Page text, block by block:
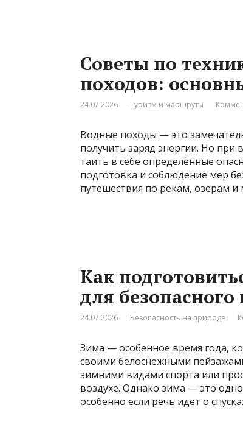
Советы по
походов:
24.07.2026 Туризм и маршруты
Водные походы — это
получить заряд энергии. Но при
таить в себе определённые
подготовка и соблюдение мер
путешествия по рекам, озёрам
Как
для безопасного
24.07.2026 Безопасность на природе
Зима — особенное время года,
своими белоснежными
зимними видами спорта или
воздухе. Однако зима — это
особенно если речь идет о